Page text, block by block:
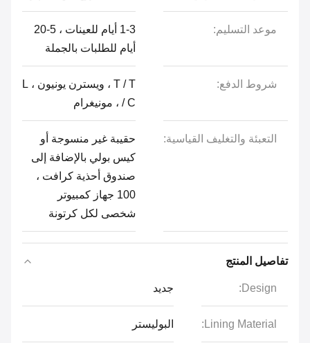
موعد التسليم:
1-3 أيام للعينات ، 5-20
أيام للطلبات بالجملة
شروط الدفع:
T / T ، ويسترن يونيون ، L
التعبئة والتغليف القياسية:
حقيبة غير منسوجة أو
كيس بولي بالإضافة إلى
صندوق أحذية كرافت ،
100 جهاز كمبيوتر
شخصى لكل كرتونة
تفاصيل المنتج
Design:
Lining Material: البوليستر